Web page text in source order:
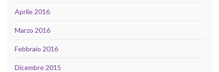
Aprile 2016
Marzo 2016
Febbraio 2016
Dicembre 2015